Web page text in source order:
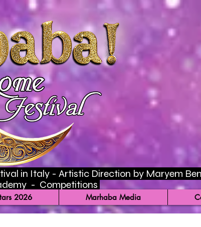
in Italy - Artistic Direction by Maryem
- Competitions
2026 Marhaba Media